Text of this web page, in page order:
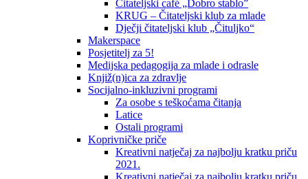
Čitateljski café „Dobro stablo”
KRUG – Čitateljski klub za mlade
Dječji čitateljski klub „Čituljko“
Makerspace
Posjetitelj za 5!
Medijska pedagogija za mlade i odrasle
Knjiž(n)ica za zdravlje
Socijalno-inkluzivni programi
Za osobe s teškoćama čitanja
Latice
Ostali programi
Koprivničke priče
Kreativni natječaj za najbolju kratku priču
2021.